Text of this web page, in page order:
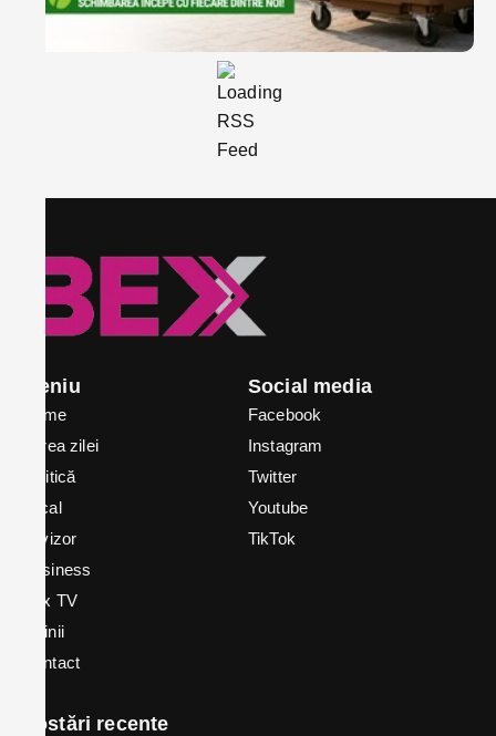
Meniu
Home
Știrea zilei
Politică
Local
In vizor
Business
Bex TV
Opinii
Contact
Social media
Facebook
Instagram
Twitter
Youtube
TikTok
Postări recente